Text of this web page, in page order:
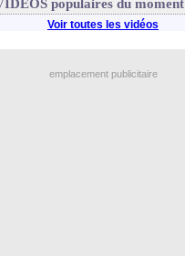
populaires du moment
Voir toutes les vidéos
emplacement publicitaire